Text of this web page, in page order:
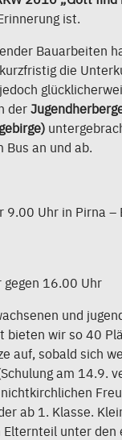
ist.
Bauarbeiten
die
der
Bus an und ab.
9.00 Uhr in Pirna –
gegen 16.00 Uhr
und
bieten wir so 40
auf, sobald sich
am 14.9.
ab 1. Klasse.
unter den